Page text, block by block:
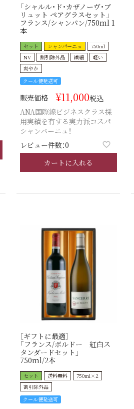
「シャルル・ド・カザノーヴ・ブ
リュット ペアグラスセット」
フランス/シャンパン/750ml 1
本
セット シャンパーニュ
750ml
NV
割引除外品 繊細
軽い
爽やか
クール便発送可
販売価格 ¥11,000税込
ANA国際線ビジネスクラス採
用実績を有する実力派コスパ
シャンパーニュ！
レビュー件数：0
カートに入れる
［ギフトに最適］
「フランス/ボルドー 紅白ス
タンダードセット」
750ml/2本
セット 送料無料
750ml×2
割引除外品
クール便発送可